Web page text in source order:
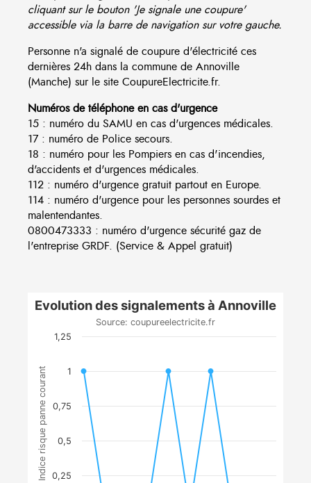
cliquant sur le bouton 'Je signale une coupure'
accessible via la barre de navigation sur votre gauche.
Personne n'a signalé de coupure d'électricité ces
dernières 24h dans la commune de Annoville
(Manche) sur le site CoupureElectricite.fr.
Numéros de téléphone en cas d'urgence
15 : numéro du SAMU en cas d'urgences médicales.
17 : numéro de Police secours.
18 : numéro pour les Pompiers en cas d'incendies,
d'accidents et d'urgences médicales.
112 : numéro d'urgence gratuit partout en Europe.
114 : numéro d'urgence pour les personnes sourdes et
malentendantes.
0800473333 : numéro d'urgence sécurité gaz de
l'entreprise GRDF. (Service & Appel gratuit)
Indice risque panne courant
Evolution des signalements à Annoville
Source: coupureelectricite.fr
0,25
0,5
0,75
1
1,25